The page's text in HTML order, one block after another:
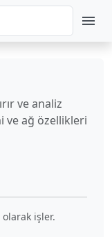
ve analiz
ve ağ özellikleri
işler.